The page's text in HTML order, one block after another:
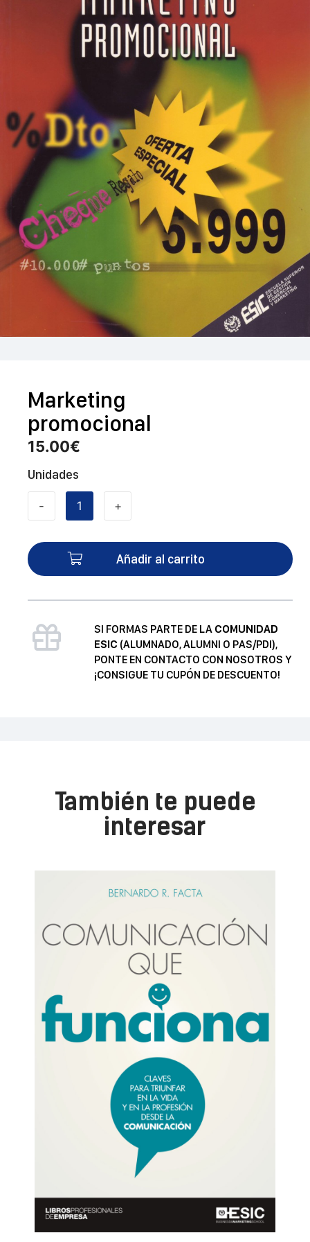
Marketing
promocional
15.00€
Unidades
- +
Añadir al carrito
SI FORMAS PARTE DE LA COMUNIDAD
ESIC (ALUMNADO, ALUMNI O PAS/PDI),
PONTE EN CONTACTO CON NOSOTROS Y
¡CONSIGUE TU CUPÓN DE DESCUENTO!
También te puede
interesar